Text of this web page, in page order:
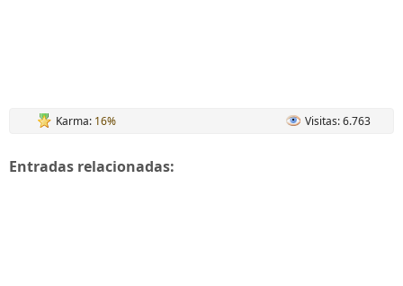
Karma: 16% Visitas: 6.763
Entradas relacionadas: